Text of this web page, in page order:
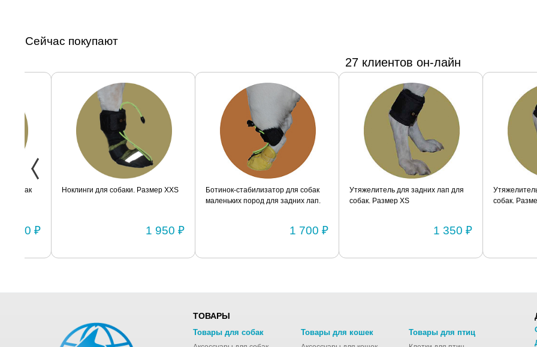
Сейчас покупают
27 клиентов он-лайн
Ноклинги для собаки. Размер XXS
1 950 ₽
Ботинок-стабилизатор для собак
маленьких пород для задних лап.
1 700 ₽
Утяжелитель для задних лап для
собак. Размер XS
1 350 ₽
Утяжелитель для
собак. Размер S
ТОВАРЫ
Товары для собак Товары для кошек Товары для птиц